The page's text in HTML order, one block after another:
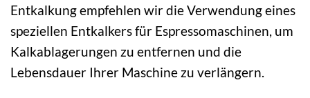
Entkalkung empfehlen wir die Verwendung eines
speziellen Entkalkers für Espressomaschinen, um
Kalkablagerungen zu entfernen und die
Lebensdauer Ihrer Maschine zu verlängern.